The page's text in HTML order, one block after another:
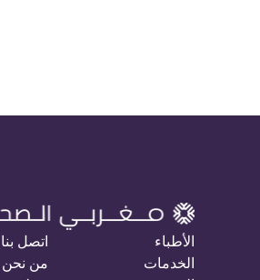
الأطباء
الخدمات
اتصل بنا
من نحن